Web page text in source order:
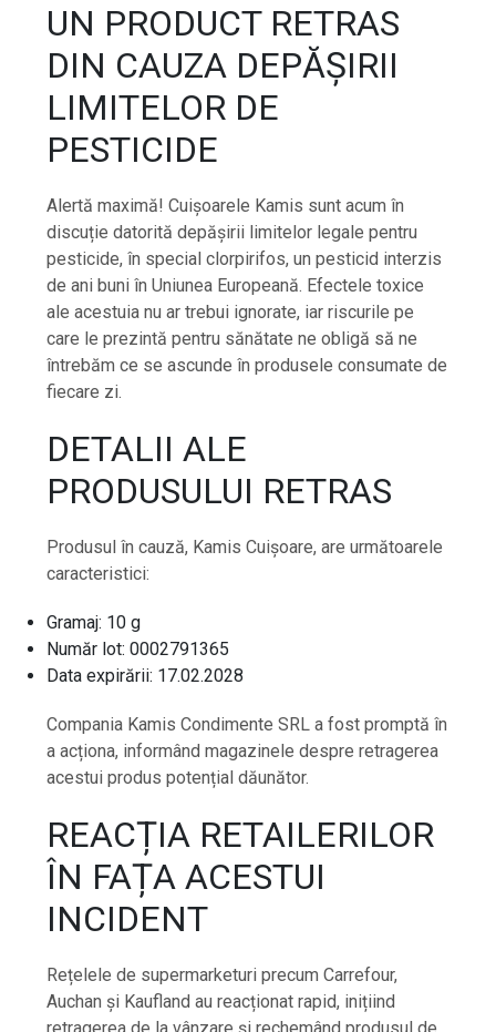
UN PRODUCT RETRAS
DIN CAUZA DEPĂȘIRII
LIMITELOR DE
PESTICIDE
Alertă maximă! Cuișoarele Kamis sunt acum în
discuție datorită depășirii limitelor legale pentru
pesticide, în special clorpirifos, un pesticid interzis
de ani buni în Uniunea Europeană. Efectele toxice
ale acestuia nu ar trebui ignorate, iar riscurile pe
care le prezintă pentru sănătate ne obligă să ne
întrebăm ce se ascunde în produsele consumate de
fiecare zi.
DETALII ALE
PRODUSULUI RETRAS
Produsul în cauză, Kamis Cuișoare, are următoarele
caracteristici:
Gramaj: 10 g
Număr lot: 0002791365
Data expirării: 17.02.2028
Compania Kamis Condimente SRL a fost promptă în
a acționa, informând magazinele despre retragerea
acestui produs potențial dăunător.
REACȚIA RETAILERILOR
ÎN FAȚA ACESTUI
INCIDENT
Rețelele de supermarketuri precum Carrefour,
Auchan și Kaufland au reacționat rapid, inițiind